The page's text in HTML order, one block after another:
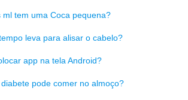
ml tem uma Coca pequena?
leva para alisar o cabelo?
app na tela Android?
pode comer no almoço?